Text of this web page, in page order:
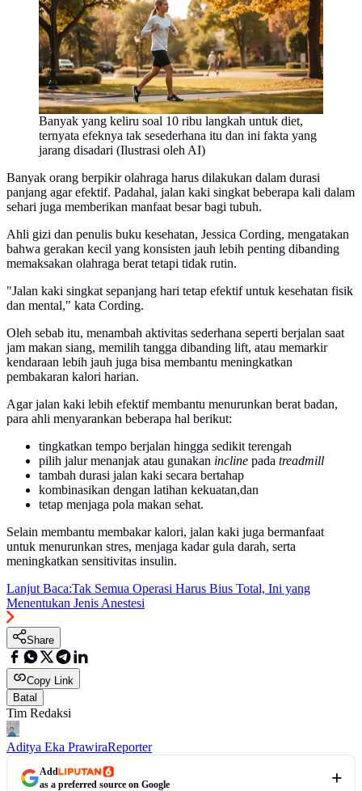
Banyak yang keliru soal 10 ribu langkah untuk diet,
ternyata efeknya tak sesederhana itu dan ini fakta yang
jarang disadari (Ilustrasi oleh AI)
Banyak orang berpikir olahraga harus dilakukan dalam durasi
panjang agar efektif. Padahal, jalan kaki singkat beberapa kali dalam
sehari juga memberikan manfaat besar bagi tubuh.
Ahli gizi dan penulis buku kesehatan, Jessica Cording, mengatakan
bahwa gerakan kecil yang konsisten jauh lebih penting dibanding
memaksakan olahraga berat tetapi tidak rutin.
"Jalan kaki singkat sepanjang hari tetap efektif untuk kesehatan fisik
dan mental," kata Cording.
Oleh sebab itu, menambah aktivitas sederhana seperti berjalan saat
jam makan siang, memilih tangga dibanding lift, atau memarkir
kendaraan lebih jauh juga bisa membantu meningkatkan
pembakaran kalori harian.
Agar jalan kaki lebih efektif membantu menurunkan berat badan,
para ahli menyarankan beberapa hal berikut:
tingkatkan tempo berjalan hingga sedikit terengah
pilih jalur menanjak atau gunakan incline pada treadmill
tambah durasi jalan kaki secara bertahap
kombinasikan dengan latihan kekuatan,dan
tetap menjaga pola makan sehat.
Selain membantu membakar kalori, jalan kaki juga bermanfaat
untuk menurunkan stres, menjaga kadar gula darah, serta
meningkatkan sensitivitas insulin.
Lanjut Baca:Tak Semua Operasi Harus Bius Total, Ini yang
Menentukan Jenis Anestesi
Share
Copy Link
Batal
Tim Redaksi
Aditya Eka PrawiraReporter
Add
as a preferred source on Google